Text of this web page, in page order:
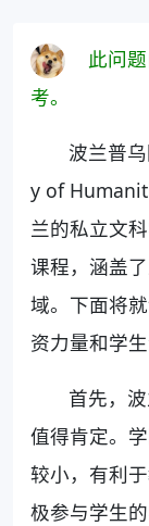
此问
考。
波兰普
y of
兰的私立文
课程，涵盖
域。下面将
资力量和学
首先，
值得肯定。
较小，有利
极参与学生